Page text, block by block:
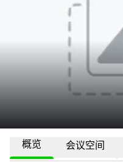
概览 会议空间